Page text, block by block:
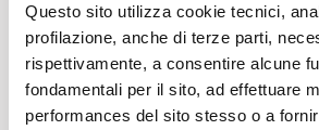
Questo sito utilizza cookie tecnici,
profilazione, anche di terze parti,
rispettivamente, a consentire alcune
fondamentali per il sito, ad effettuare
performances del sito stesso o a
EMAIL